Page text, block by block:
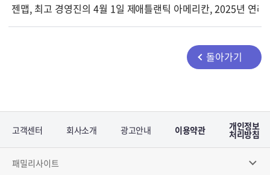
젠맵, 최고 경영진의 4월 1일 제한주식 베스팅 공시
애틀랜틱 아메리칸, 2025년 연례
돌아가기
고객센터 회사소개 광고안내 이용약관 개인정보
처리방침
패밀리사이트